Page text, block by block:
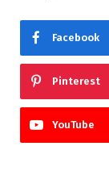
Facebook
Pinterest
YouTube